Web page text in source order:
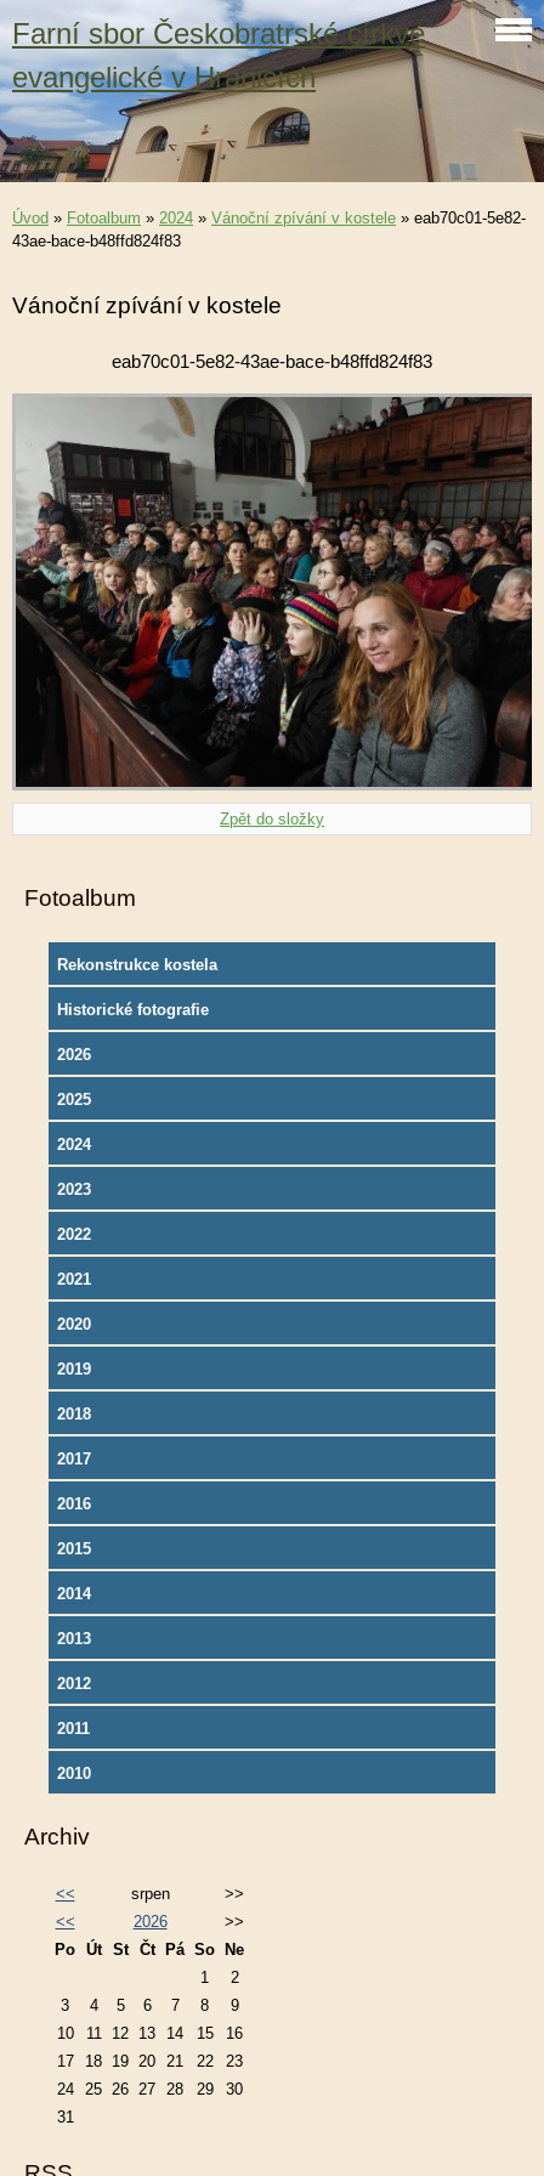
Farní sbor Českobratrské církve
evangelické v Hranicích
Úvod » Fotoalbum » 2024 » Vánoční zpívání v kostele » eab70c01-5e82-
43ae-bace-b48ffd824f83
Vánoční zpívání v kostele
eab70c01-5e82-43ae-bace-b48ffd824f83
Zpět do složky
Fotoalbum
Rekonstrukce kostela
Historické fotografie
2026
2025
2024
2023
2022
2021
2020
2019
2018
2017
2016
2015
2014
2013
2012
2011
2010
Archiv
<< srpen
>>
<<
2026
>>
Po Út St Čt Pá So
Ne
1
2
3
4 5 6 7 8
9
10
11 12 13 14 15
16
17
18 19 20 21 22
23
24
25 26 27 28 29
30
31